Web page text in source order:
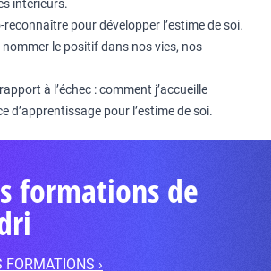
intérieurs.
reconnaître pour développer l’estime de soi.
le positif dans nos vies, nos
à l’échec : comment j’accueille
d’apprentissage pour l’estime de soi.
formations de
FORMATIONS ›